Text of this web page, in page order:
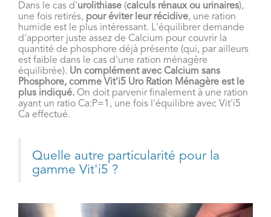
Dans le cas d'urolithiase (calculs rénaux ou urinaires),
une fois retirés, pour éviter leur récidive, une ration
humide est le plus intéressant. L'équilibrer demande
d'apporter juste assez de Calcium pour couvrir la
quantité de phosphore déjà présente (qui, par ailleurs
est faible dans le cas d'une ration ménagère
équilibrée). Un complément avec Calcium sans
Phosphore, comme Vit'i5 Uro Ration Ménagère est le
plus indiqué. On doit parvenir finalement à une ration
ayant un ratio Ca:P=1, une fois l'équilibre avec Vit'i5
Ca effectué.
Quelle autre particularité pour la
gamme Vit'i5 ?